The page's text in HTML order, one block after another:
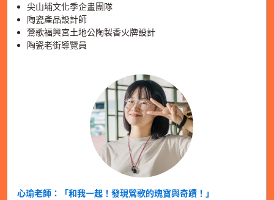
尖山埔文化季企畫團隊
陶瓷產品設計師
鶯歌福興宮土地公陶製香火牌設計
陶瓷老街導覽員
心瑜老師：「和我一起！發現鶯歌的瑰寶與奇蹟！」